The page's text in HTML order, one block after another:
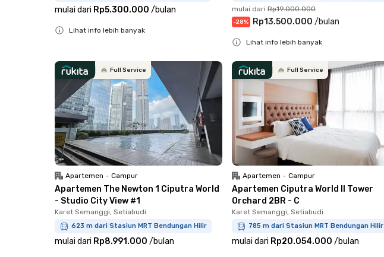
mulai dari Rp5.300.000 /bulan
Lihat info lebih banyak
mulai dari Rp19.000.000
-28% Rp13.500.000 /bulan
Lihat info lebih banyak
Full Service
Apartemen • Campur
Apartemen The Newton 1 Ciputra World
- Studio City View #1
Karet Semanggi, Setiabudi
623 m dari Stasiun MRT Bendungan Hilir
mulai dari Rp8.991.000 /bulan
Full Service
Apartemen • Campur
Apartemen Ciputra World II Tower
Orchard 2BR - C
Karet Semanggi, Setiabudi
785 m dari Stasiun MRT Bendungan Hilir
mulai dari Rp20.054.000 /bulan